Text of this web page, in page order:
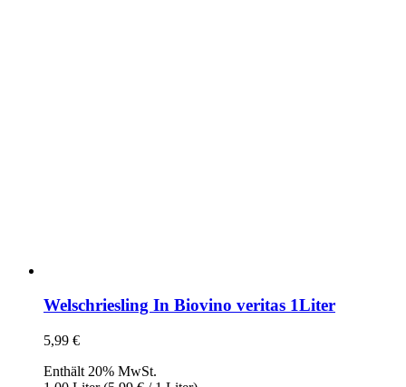
Welschriesling In Biovino veritas 1Liter
5,99 €
Enthält 20% MwSt.